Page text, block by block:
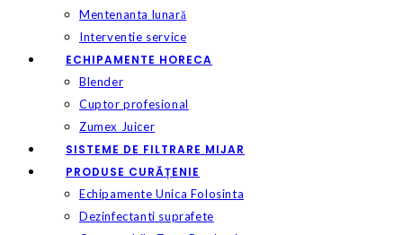
Mentenanta lunară
Interventie service
ECHIPAMENTE HORECA
Blender
Cuptor profesional
Zumex Juicer
SISTEME DE FILTRARE MIJAR
PRODUSE CURĂȚENIE
Echipamente Unica Folosinta
Dezinfectanti suprafete